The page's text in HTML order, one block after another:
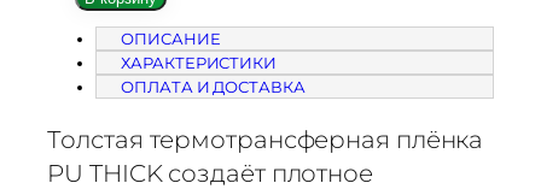
т
в
ОПИСАНИЕ
ХАРАКТЕРИСТИКИ
ОПЛАТА И ДОСТАВКА
Толстая термотрансферная плёнка
PU THICK создаёт плотное